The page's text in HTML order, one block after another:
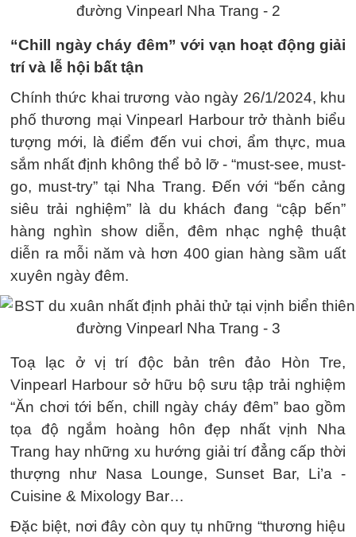
“Chill ngày cháy đêm” với vạn hoạt động giải
trí và lễ hội bất tận
Chính thức khai trương vào ngày 26/1/2024, khu
phố thương mại Vinpearl Harbour trở thành biểu
tượng mới, là điểm đến vui chơi, ẩm thực, mua
sắm nhất định không thể bỏ lỡ - “must-see, must-
go, must-try” tại Nha Trang. Đến với “bến cảng
siêu trải nghiệm” là du khách đang “cập bến”
hàng nghìn show diễn, đêm nhạc nghệ thuật
diễn ra mỗi năm và hơn 400 gian hàng sầm uất
xuyên ngày đêm.
Toạ lạc ở vị trí độc bản trên đảo Hòn Tre,
Vinpearl Harbour sở hữu bộ sưu tập trải nghiệm
“Ăn chơi tới bến, chill ngày cháy đêm” bao gồm
tọa độ ngắm hoàng hôn đẹp nhất vịnh Nha
Trang hay những xu hướng giải trí đẳng cấp thời
thượng như Nasa Lounge, Sunset Bar, Li’a -
Cuisine & Mixology Bar…
Đặc biệt, nơi đây còn quy tụ những “thương hiệu